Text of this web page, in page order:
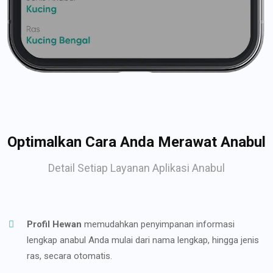
Optimalkan Cara Anda Merawat Anabul
Detail Setiap Layanan Aplikasi Anabul
Profil Hewan memudahkan penyimpanan informasi
lengkap anabul Anda mulai dari nama lengkap, hingga jenis
ras, secara otomatis.